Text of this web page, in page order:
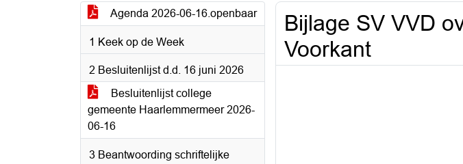
Agenda 2026-06-16.openbaar
1 Keek op de Week
2 Besluitenlijst d.d. 16 juni 2026
Besluitenlijst college
gemeente Haarlemmermeer 2026-
06-16
3 Beantwoording schriftelijke
Bijlage SV VVD
Voorkant